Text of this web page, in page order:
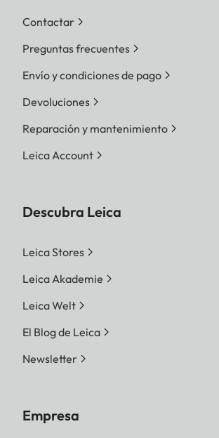
Contactar
Preguntas frecuentes
Envío y condiciones de pago
Devoluciones
Reparación y mantenimiento
Leica Account
Descubra Leica
Leica Stores
Leica Akademie
Leica Welt
El Blog de Leica
Newsletter
Empresa